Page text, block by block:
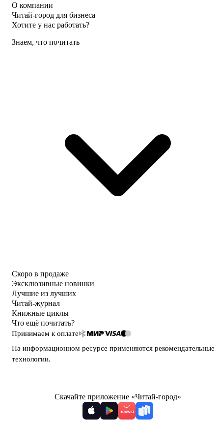
О компании
Читай-город для бизнеса
Хотите у нас работать?
Знаем, что почитать
Скоро в продаже
Эксклюзивные новинки
Лучшие из лучших
Читай-журнал
Книжные циклы
Что ещё почитать?
Принимаем к оплате
На информационном ресурсе применяются рекомендательные
технологии.
Скачайте приложение «Читай-город»